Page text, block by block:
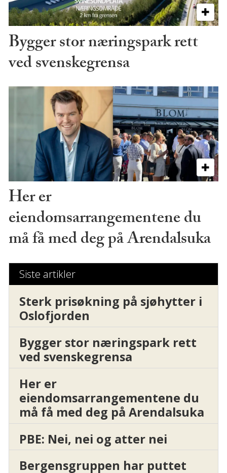
Bygger stor næringspark rett
ved svenskegrensa
Her er
eiendomsarrangementene du
må få med deg på Arendalsuka
Siste artikler
Sterk prisøkning på sjøhytter i
Oslofjorden
Bygger stor næringspark rett
ved svenskegrensa
Her er
eiendomsarrangementene du
må få med deg på Arendalsuka
PBE: Nei, nei og atter nei
Bergensgruppen har puttet